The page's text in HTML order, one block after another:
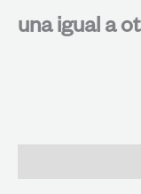
una igual a